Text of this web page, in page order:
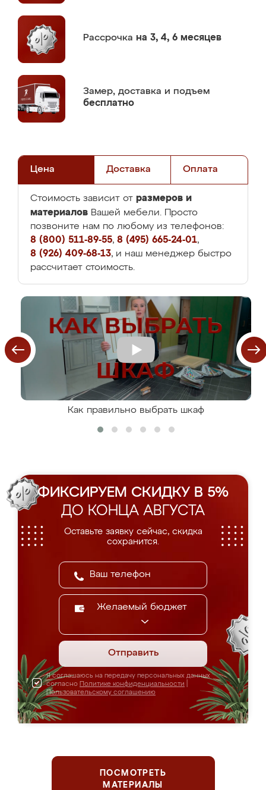
Рассрочка на 3, 4, 6 месяцев
Замер, доставка и подъем
бесплатно
Цена Доставка Оплата
Стоимость зависит от размеров и
материалов Вашей мебели. Просто
позвоните нам по любому из телефонов:
8 (800) 511-89-55, 8 (495) 665-24-01,
8 (926) 409-68-13, и наш менеджер быстро
рассчитает стоимость.
Как правильно выбрать шкаф
ФИКСИРУЕМ СКИДКУ В 5%
ДО КОНЦА АВГУСТА
Оставьте заявку сейчас, скидка
сохранится.
Желаемый бюджет
Отправить
Я соглашаюсь на передачу персональных данных
согласно Политике конфиденциальности
Пользовательскому соглашению
ПОСМОТРЕТЬ
МАТЕРИАЛЫ